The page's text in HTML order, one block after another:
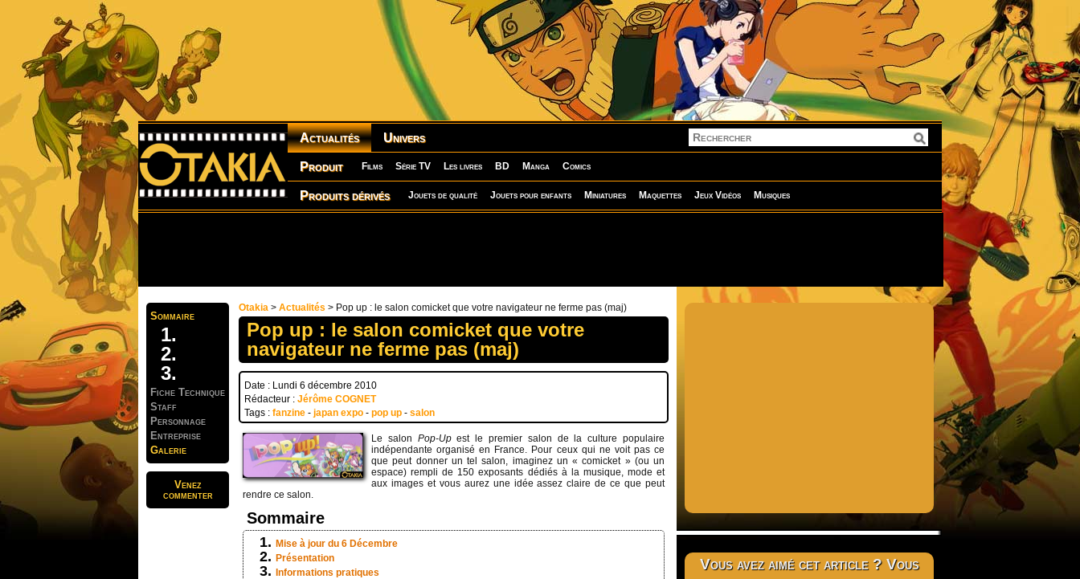
Actualités Univers
Produit Films Série TV Les livres BD Manga Comics
Produits dérivés Jouets de qualité Jouets pour enfants Miniatures Maquettes Jeux Vidéos Musiques
Sommaire
Fiche Technique
Staff
Personnage
Entreprise
Galerie
Venez
commenter
Otakia > Actualités > Pop up : le salon comicket que votre navigateur ne ferme pas (maj)
Pop up : le salon comicket que votre
navigateur ne ferme pas (maj)
Date : Lundi 6 décembre 2010
Rédacteur : Jérôme COGNET
Tags : fanzine - japan expo - pop up - salon
Le salon Pop-Upest le premier salon de la culture populaire
indépendante organisé en France. Pour ceux qui ne voit pas ce
que peut donner un tel salon, imaginez un « comicket » (ou un
espace) rempli de 150 exposants dédiés à la musique, mode et
aux images et vous aurez une idée assez claire de ce que peut
rendre ce salon.
Sommaire
Mise à jour du 6 Décembre
Présentation
Informations pratiques
Vous avez aimé cet article ? Vous